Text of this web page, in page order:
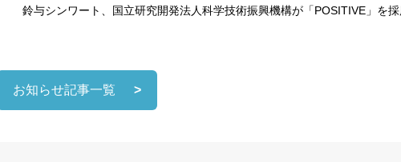
鈴与シンワート、国立研究開発法人科学技術振興機構が「POSITIVE」を採
お知らせ記事一覧
一部の Cookie を無効